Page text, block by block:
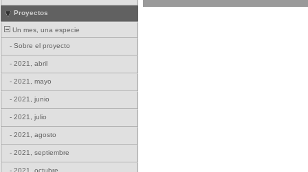
Proyectos
Un mes, una especie
- Sobre el proyecto
- 2021, abril
- 2021, mayo
- 2021, junio
- 2021, julio
- 2021, agosto
- 2021, septiembre
- 2021, octubre